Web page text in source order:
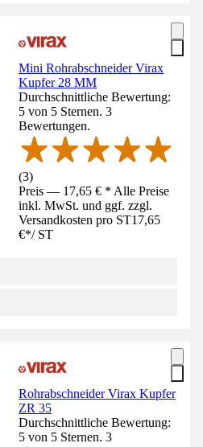
Mini Rohrabschneider Virax
Kupfer 28 MM
Durchschnittliche Bewertung:
5 von 5 Sternen. 3
Bewertungen.
(3)
Preis — 17,65 € * Alle Preise
inkl. MwSt. und ggf. zzgl.
Versandkosten pro ST17,65
€*/ ST
Rohrabschneider Virax Kupfer
ZR 35
Durchschnittliche Bewertung:
5 von 5 Sternen. 3